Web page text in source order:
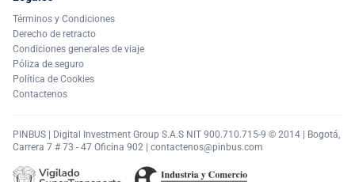
Términos y Condiciones
Derecho de retracto
Condiciones generales de viaje
Póliza de seguro
Política de Cookies
Contactenos
PINBUS | Digital Investment Group S.A.S NIT 900.710.715-9 © 2014 | Bogotá,
Carrera 7 # 73 - 47 Oficina 902 | contactenos@pinbus.com